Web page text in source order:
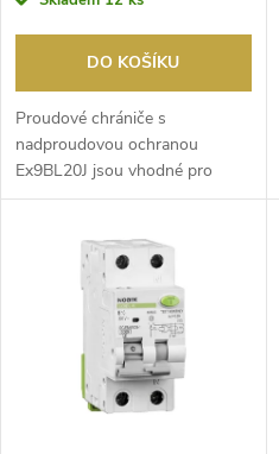
o
d
u
d
u
DO KOŠÍKU
Proudové chrániče s ​
nadproudovou ochranou
Ex9BL20J jsou vhodné pro
domovní aplikace. Díky šířce ​p...